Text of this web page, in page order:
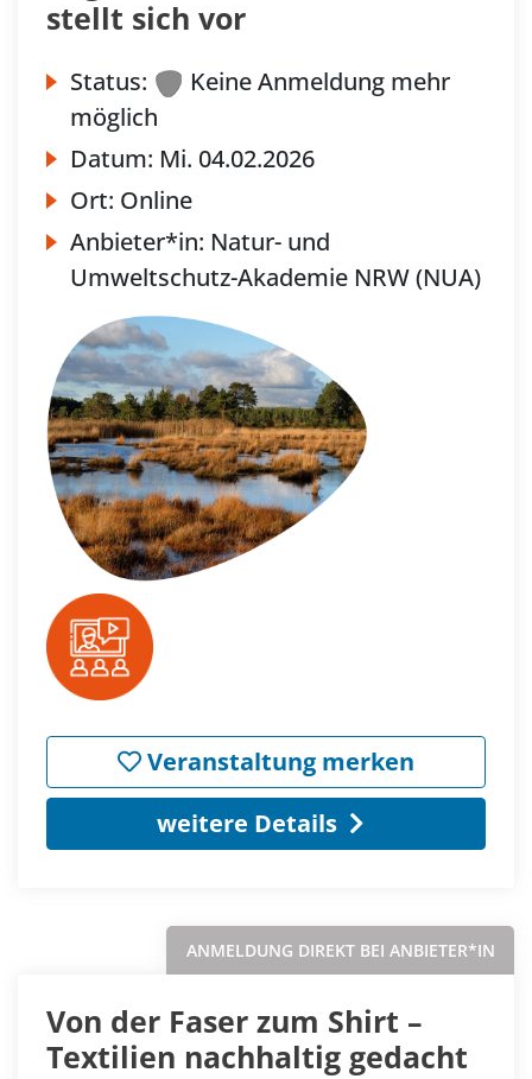
stellt sich vor
Status:
Keine Anmeldung mehr
möglich
Datum: Mi. 04.02.2026
Ort: Online
Anbieter*in: Natur- und
Umweltschutz-Akademie NRW (NUA)
Veranstaltung merken
weitere Details
ANMELDUNG DIREKT BEI ANBIETER*IN
Von der Faser zum Shirt –
Textilien nachhaltig gedacht